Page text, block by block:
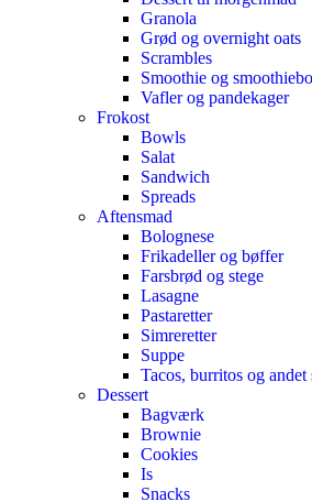
Granola
Grød og overnight oats
Scrambles
Smoothie og
Vafler og pandekager
Frokost
Bowls
Salat
Sandwich
Spreads
Aftensmad
Bolognese
Frikadeller og bøffer
Farsbrød og stege
Lasagne
Pastaretter
Simreretter
Suppe
Tacos, burritos og andet
Dessert
Bagværk
Brownie
Cookies
Is
Snacks